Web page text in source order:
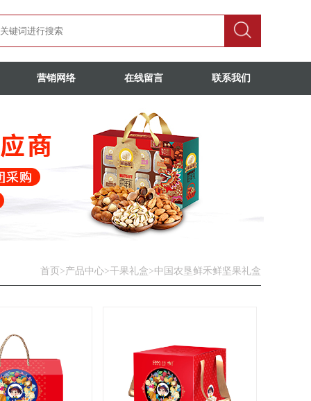
营销网络 在线留言 联系我们
首页 >产品中心>干果礼盒>中国农垦鲜禾鲜坚果礼盒